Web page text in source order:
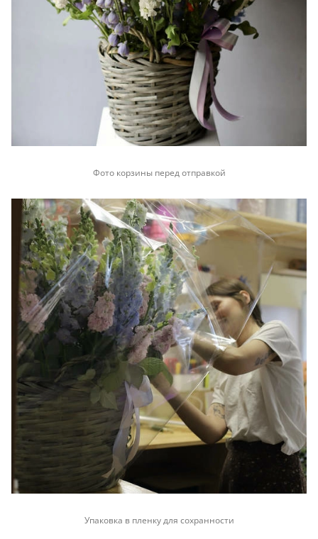
Фото корзины перед отправкой
Упаковка в пленку для сохранности